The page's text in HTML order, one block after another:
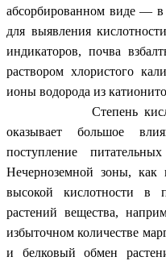
абсорбированном виде —
для выявления
индикаторов, почва
раствором хлористого
ионы водорода из
Степень
оказывает большое
поступление
Нечерноземной зоны,
высокой кислотности в
растений вещества,
избыточном количестве
и белковый обмен